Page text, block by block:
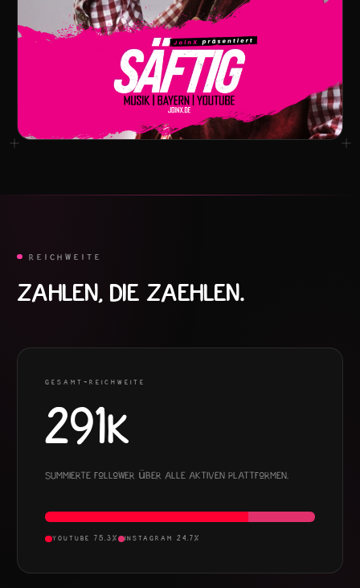
REICHWEITE
ZAHLEN, DIE ZAEHLEN.
GESAMT-REICHWEITE
291K
Summierte Follower über alle aktiven Plattformen.
YOUTUBE 75.3 % INSTAGRAM 24.7%